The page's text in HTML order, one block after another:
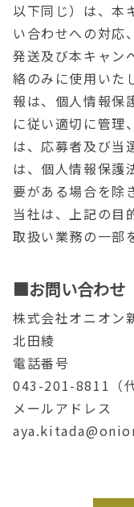
以下同じ）は、本
い合わせへの対応
発送及び本キャン
絡のみに使用いた
報は、個人情報保
に従い適切に管理
は、応募者及び当
は、個人情報保護
要がある場合を除
当社は、上記の目
取扱い業務の一部
■お問い合わせ
株式会社オニオ
北田綾
電話番号
043-201-8811 （
メールアドレス